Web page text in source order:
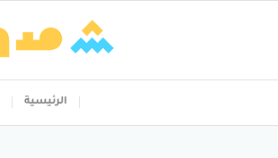
الرئيسية